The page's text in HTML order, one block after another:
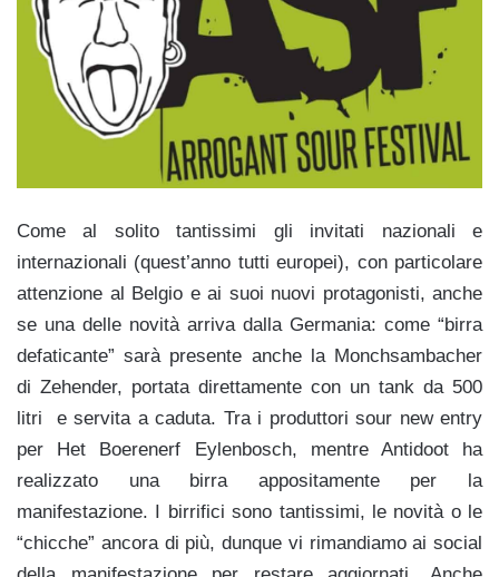
Come al solito tantissimi gli invitati nazionali e
internazionali (quest’anno tutti europei), con particolare
attenzione al Belgio e ai suoi nuovi protagonisti, anche
se una delle novità arriva dalla Germania: come “birra
defaticante” sarà presente anche la Monchsambacher
di Zehender, portata direttamente con un tank da 500
litri e servita a caduta. Tra i produttori sour new entry
per Het Boerenerf Eylenbosch, mentre Antidoot ha
realizzato una birra appositamente per la
manifestazione. I birrifici sono tantissimi, le novità o le
“chicche” ancora di più, dunque vi rimandiamo ai social